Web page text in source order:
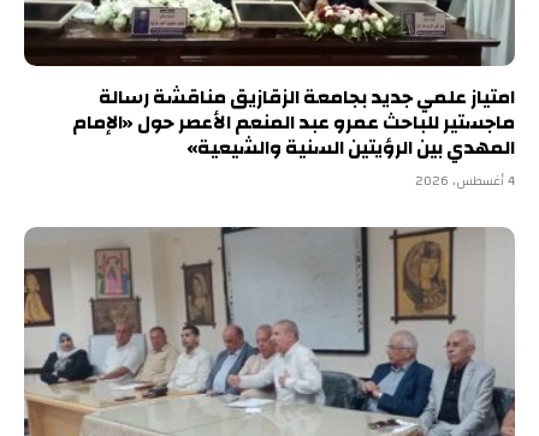
امتياز علمي جديد بجامعة الزقازيق مناقشة رسالة
ماجستير للباحث عمرو عبد المنعم الأعصر حول «الإمام
المهدي بين الرؤيتين السنية والشيعية»
4 أغسطس، 2026